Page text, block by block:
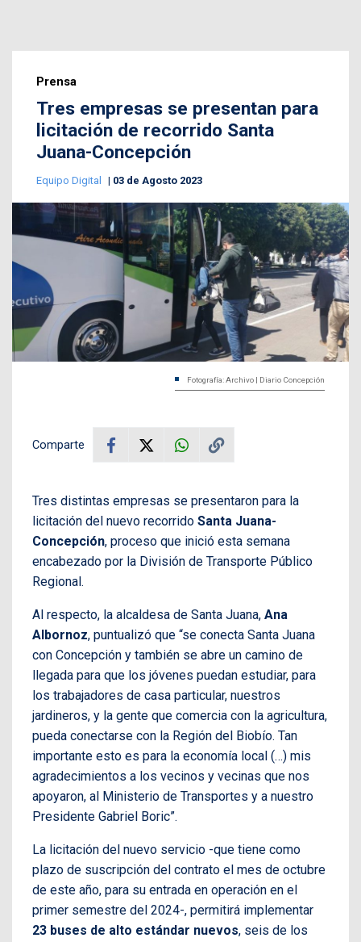
Prensa
Tres empresas se presentan para
licitación de recorrido Santa
Juana-Concepción
Equipo Digital 03 de Agosto 2023
Fotografía: Archivo | Diario Concepción
Comparte
Tres distintas empresas se presentaron para la
licitación del nuevo recorrido Santa Juana-
Concepción, proceso que inició esta semana
encabezado por la División de Transporte Público
Regional.
Al respecto, la alcaldesa de Santa Juana, Ana
Albornoz, puntualizó que “se conecta Santa Juana
con Concepción y también se abre un camino de
llegada para que los jóvenes puedan estudiar, para
los trabajadores de casa particular, nuestros
jardineros, y la gente que comercia con la agricultura,
pueda conectarse con la Región del Biobío. Tan
importante esto es para la economía local (…) mis
agradecimientos a los vecinos y vecinas que nos
apoyaron, al Ministerio de Transportes y a nuestro
Presidente Gabriel Boric”.
La licitación del nuevo servicio -que tiene como
plazo de suscripción del contrato el mes de octubre
de este año, para su entrada en operación en el
primer semestre del 2024-, permitirá implementar
23 buses de alto estándar nuevos, seis de los